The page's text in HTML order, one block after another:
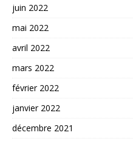
juin 2022
mai 2022
avril 2022
mars 2022
février 2022
janvier 2022
décembre 2021